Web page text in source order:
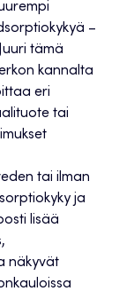
–
tämä
kannalta
eri
tai
tai ilman
ja
lisää
näkyvät